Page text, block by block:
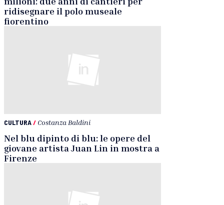
ridisegnare il polo museale
fiorentino
CULTURA/ Costanza Baldini
Nel blu dipinto di blu: le opere del
giovane artista Juan Lin in mostra a
Firenze